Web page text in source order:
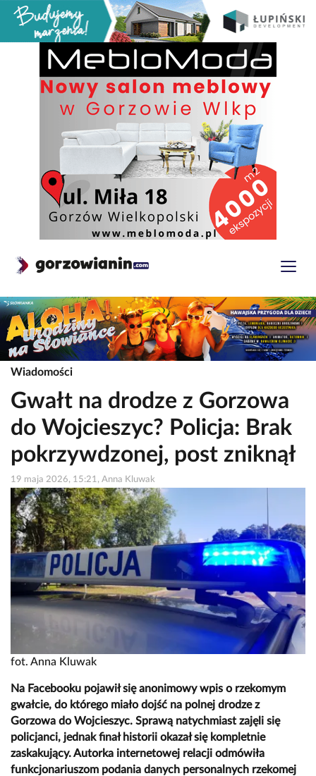
Wiadomości
Gwałt na drodze z Gorzowa
do Wojcieszyc? Policja: Brak
pokrzywdzonej, post zniknął
19 maja 2026, 15:21, Anna Kluwak
fot. Anna Kluwak
Na Facebooku pojawił się anonimowy wpis o rzekomym
gwałcie, do którego miało dojść na polnej drodze z
Gorzowa do Wojcieszyc. Sprawą natychmiast zajęli się
policjanci, jednak finał historii okazał się kompletnie
zaskakujący. Autorka internetowej relacji odmówiła
funkcjonariuszom podania danych personalnych rzekomej